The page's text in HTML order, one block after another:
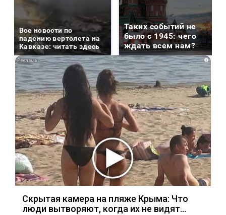
Все новости по
падению вертолета на
Кавказе: читать здесь
Таких событий не
было с 1945: чего
ждать всем нам?
i
Скрытая камера на пляже Крыма: Что
люди вытворяют, когда их не видят...